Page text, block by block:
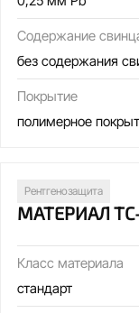
Содержание
без содержания
Покрытие
полимерное
Рентгенозащита
МАТЕРИАЛ
Класс материала
стандарт